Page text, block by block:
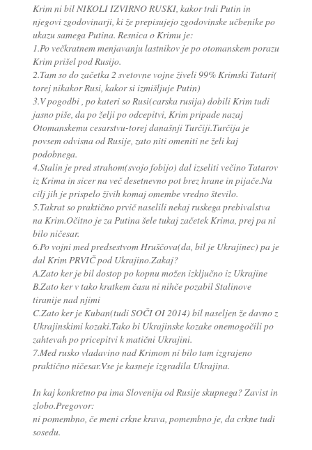
Krim ni bil NIKOLI IZVIRNO RUSKI, kakor trdi Putin in
njegovi zgodovinarji, ki že prepisujejo zgodovinske učbenike po
ukazu samega Putina. Resnica o Krimu je:
1.Po večkratnem menjavanju lastnikov je po otomanskem porazu
Krim prišel pod Rusijo.
2.Tam so do začetka 2 svetovne vojne živeli 99% Krimski Tatari(
torej nikakor Rusi, kakor si izmišljuje Putin)
3.V pogodbi , po kateri so Rusi(carska rusija) dobili Krim tudi
jasno piše, da po želji po odcepitvi, Krim pripade nazaj
Otomanskemu cesarstvu-torej današnji Turčiji.Turčija je
povsem odvisna od Rusije, zato niti omeniti ne želi kaj
podobnega.
4.Stalin je pred strahom(svojo fobijo) dal izseliti večino Tatarov
iz Krima in sicer na več desetnevno pot brez hrane in pijače.Na
cilj jih je prispelo živih komaj omembe vredno število.
5.Takrat so praktično prvič naselili nekaj ruskega prebivalstva
na Krim.Očitno je za Putina šele tukaj začetek Krima, prej pa ni
bilo ničesar.
6.Po vojni med predsestvom Hruščova(da, bil je Ukrajinec) pa je
dal Krim PRVIČ pod Ukrajino.Zakaj?
A.Zato ker je bil dostop po kopnu možen izključno iz Ukrajine
B.Zato ker v tako kratkem času ni nihče pozabil Stalinove
tiranije nad njimi
C.Zato ker je Kuban(tudi SOČI OI 2014) bil naseljen že davno z
Ukrajinskimi kozaki.Tako bi Ukrajinske kozake onemogočili po
zahtevah po pricepitvi k matični Ukrajini.
7.Med rusko vladavino nad Krimom ni bilo tam izgrajeno
praktično ničesar.Vse je kasneje izgradila Ukrajina.
In kaj konkretno pa ima Slovenija od Rusije skupnega? Zavist in
zlobo.Pregovor:
ni pomembno, če meni crkne krava, pomembno je, da crkne tudi
sosedu.